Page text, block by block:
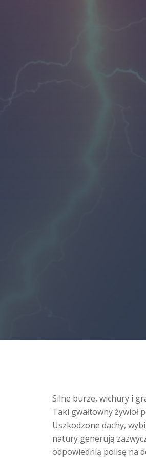
Silne burze, wichury i
Taki gwałtowny żywioł
Uszkodzone dachy,
natury generują
odpowiednią polisę na